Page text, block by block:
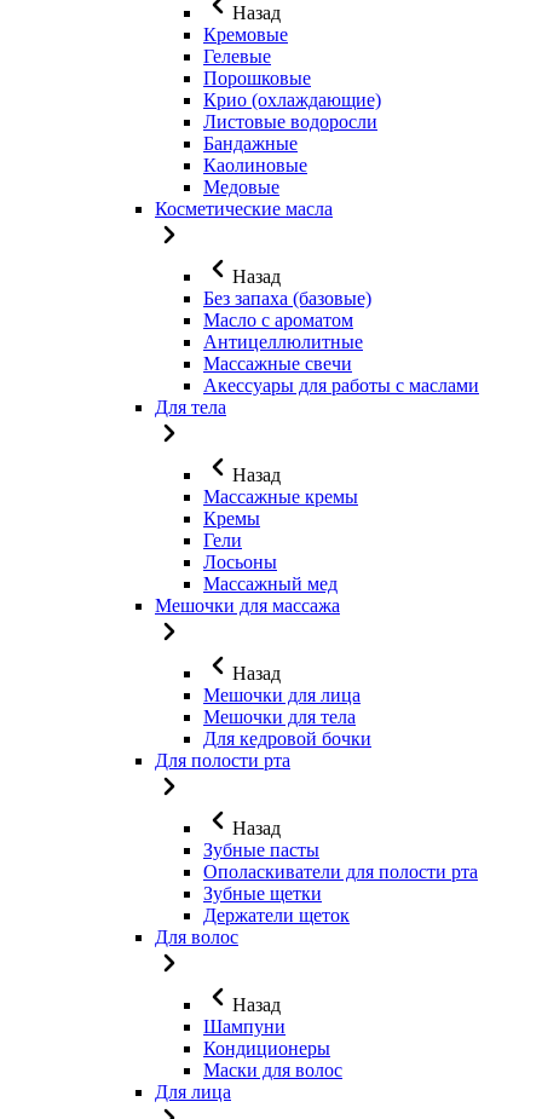
Назад
Кремовые
Гелевые
Порошковые
Крио (охлаждающие)
Листовые водоросли
Бандажные
Каолиновые
Медовые
Косметические масла
Назад
Без запаха (базовые)
Масло с ароматом
Антицеллюлитные
Массажные свечи
Акессуары для работы с маслами
Для тела
Назад
Массажные кремы
Кремы
Гели
Лосьоны
Массажный мед
Мешочки для массажа
Назад
Мешочки для лица
Мешочки для тела
Для кедровой бочки
Для полости рта
Назад
Зубные пасты
Ополаскиватели для полости рта
Зубные щетки
Держатели щеток
Для волос
Назад
Шампуни
Кондиционеры
Маски для волос
Для лица